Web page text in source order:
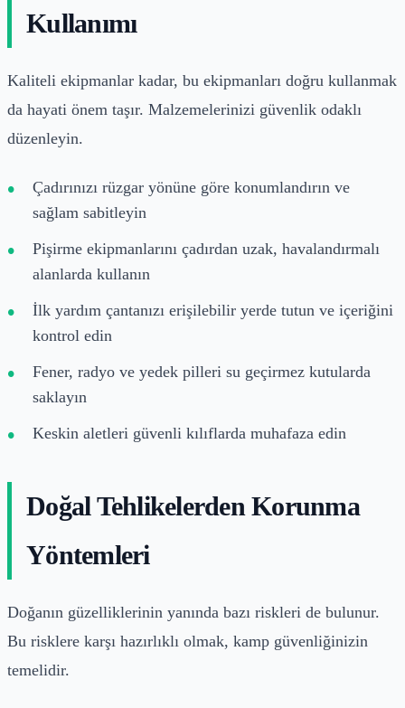
Kullanımı
Kaliteli ekipmanlar kadar, bu ekipmanları doğru kullanmak
da hayati önem taşır. Malzemelerinizi güvenlik odaklı
düzenleyin.
Çadırınızı rüzgar yönüne göre konumlandırın ve
sağlam sabitleyin
Pişirme ekipmanlarını çadırdan uzak, havalandırmalı
alanlarda kullanın
İlk yardım çantanızı erişilebilir yerde tutun ve içeriğini
kontrol edin
Fener, radyo ve yedek pilleri su geçirmez kutularda
saklayın
Keskin aletleri güvenli kılıflarda muhafaza edin
Doğal Tehlikelerden Korunma
Yöntemleri
Doğanın güzelliklerinin yanında bazı riskleri de bulunur.
Bu risklere karşı hazırlıklı olmak, kamp güvenliğinizin
temelidir.